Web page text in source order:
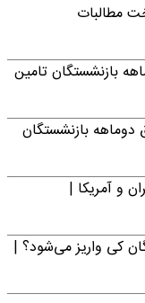
مطالبات
بازنشستگان تامین
دوماهه بازنشستگان
و آمریکا |
کی واریز می‌شود؟ |